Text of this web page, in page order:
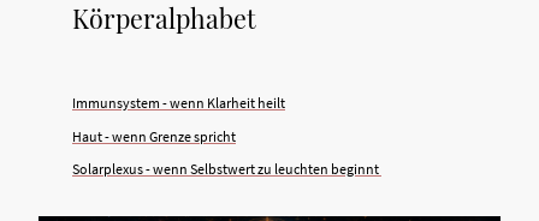
Körperalphabet
Immunsystem - wenn Klarheit heilt
Haut - wenn Grenze spricht
Solarplexus - wenn Selbstwert zu leuchten beginnt